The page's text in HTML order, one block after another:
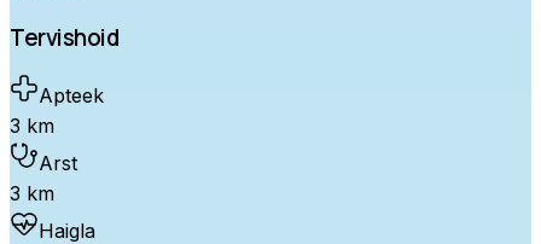
Tervishoid
Apteek
3 km
Arst
3 km
Haigla